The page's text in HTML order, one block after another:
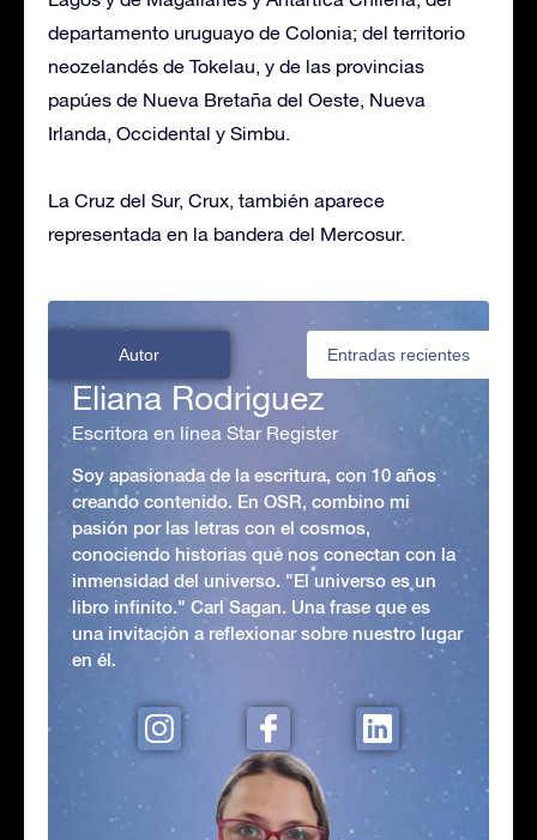
departamento uruguayo de Colonia; del territorio
neozelandés de Tokelau, y de las provincias
papúes de Nueva Bretaña del Oeste, Nueva
Irlanda, Occidental y Simbu.
La Cruz del Sur, Crux, también aparece
representada en la bandera del Mercosur.
Autor Entradas recientes
Eliana Rodriguez
Escritora en línea Star Register
Soy apasionada de la escritura, con 10 años
creando contenido. En OSR, combino mi
pasión por las letras con el cosmos,
conociendo historias que nos conectan con la
inmensidad del universo. "El universo es un
libro infinito." Carl Sagan. Una frase que es
una invitación a reflexionar sobre nuestro lugar
en él.